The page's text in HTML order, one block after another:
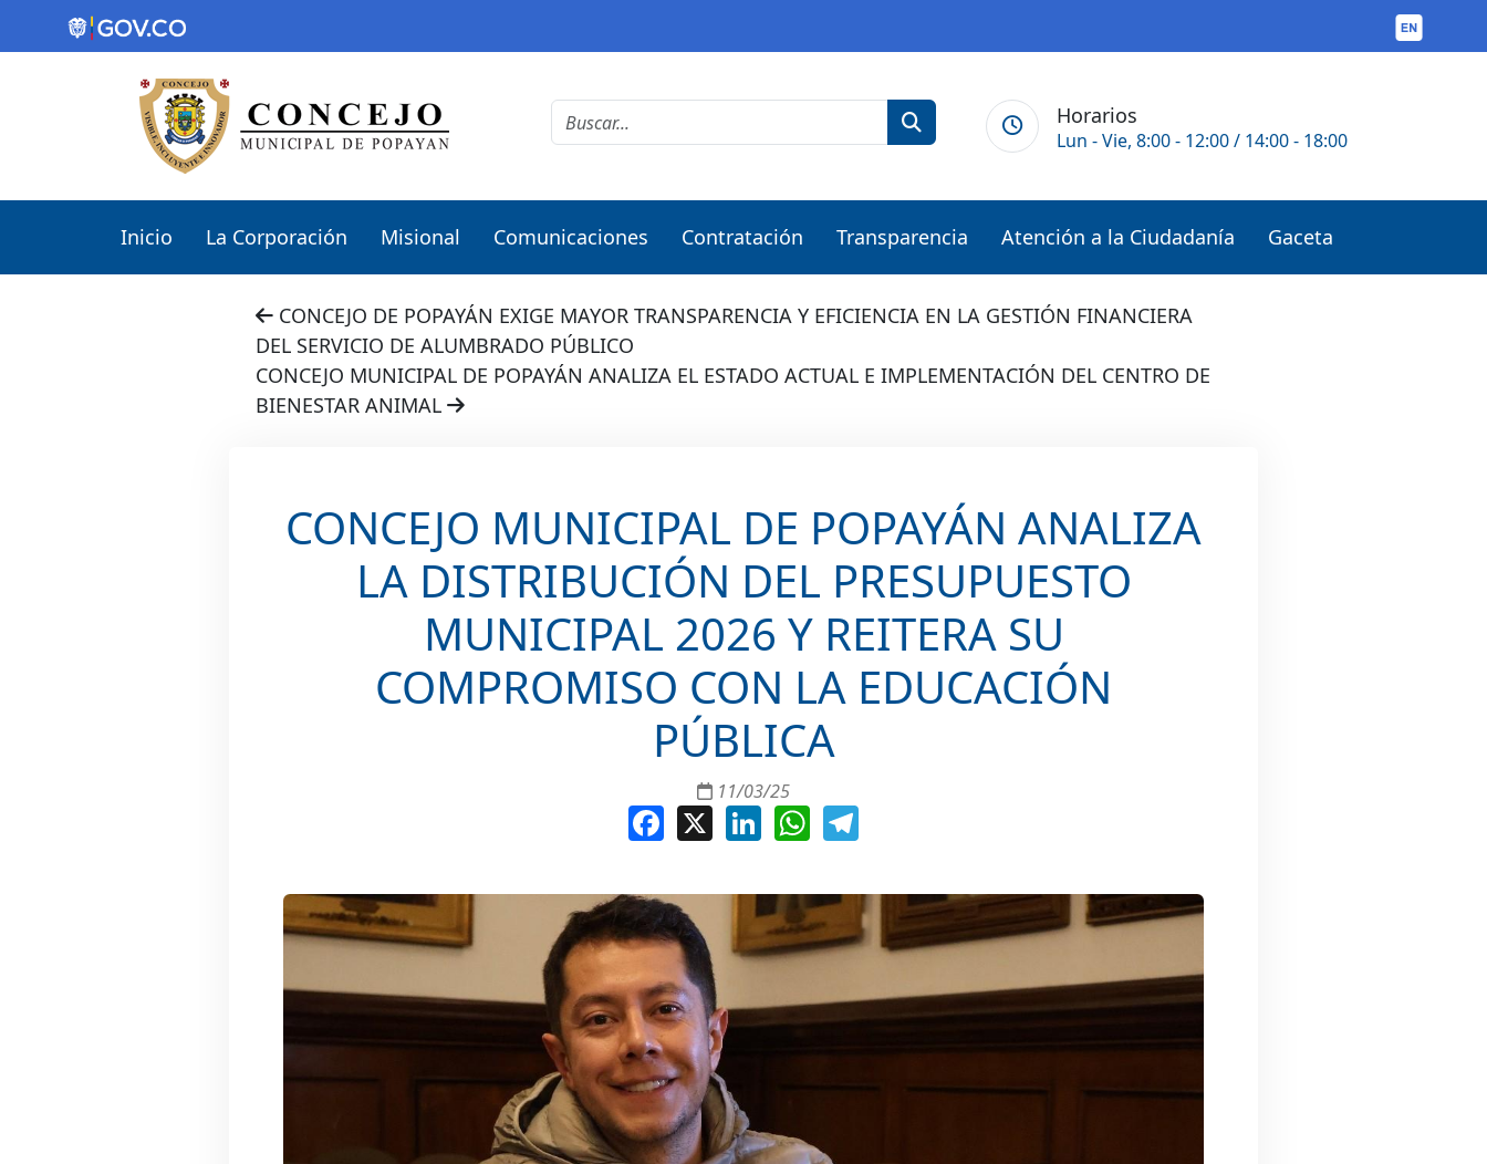
Horarios
Lun - Vie, 8:00 - 12:00 / 14:00 - 18:00
Inicio La Corporación Misional Comunicaciones Contratación Transparencia Atención a la Ciudadanía Gaceta
CONCEJO DE POPAYÁN EXIGE MAYOR TRANSPARENCIA Y EFICIENCIA EN LA GESTIÓN FINANCIERA
DEL SERVICIO DE ALUMBRADO PÚBLICO
CONCEJO MUNICIPAL DE POPAYÁN ANALIZA EL ESTADO ACTUAL E IMPLEMENTACIÓN DEL CENTRO DE
BIENESTAR ANIMAL
CONCEJO MUNICIPAL DE POPAYÁN ANALIZA
LA DISTRIBUCIÓN DEL PRESUPUESTO
MUNICIPAL 2026 Y REITERA SU
COMPROMISO CON LA EDUCACIÓN
PÚBLICA
11/03/25
Facebook LinkedInWhatsApp